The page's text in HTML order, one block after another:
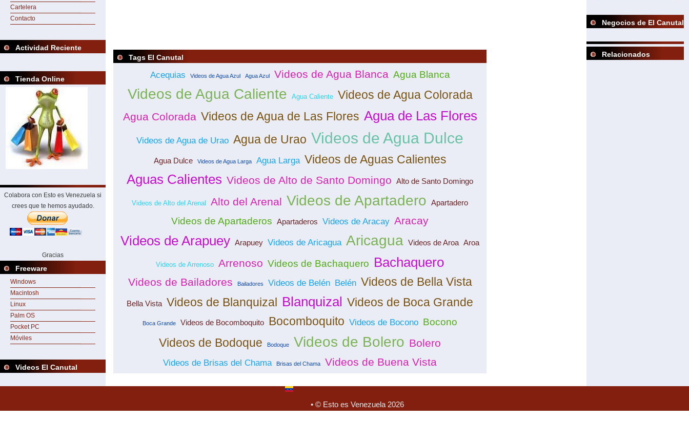
Cartelera
Contacto
Actividad Reciente
Tienda Online
Colabora con Esto es Venezuela si
crees que te hemos ayudado.
Gracias
Freeware
Windows
Macintosh
Linux
Palm OS
Pocket PC
Móviles
Videos El Canutal
Tags El Canutal
Acequias Videos de Agua Azul Agua Azul Videos de Agua Blanca Agua Blanca
Videos de Agua Caliente Agua Caliente Videos de Agua Colorada
Agua Colorada Videos de Agua de Las Flores Agua de Las Flores
Videos de Agua de Urao Agua de Urao Videos de Agua Dulce
Agua Dulce Videos de Agua Larga Agua Larga Videos de Aguas Calientes
Aguas Calientes Videos de Alto de Santo Domingo Alto de Santo Domingo
Videos de Alto del Arenal Alto del Arenal Videos de Apartadero Apartadero
Videos de Apartaderos Apartaderos Videos de Aracay Aracay
Videos de Arapuey Arapuey Videos de Aricagua Aricagua Videos de Aroa Aroa
Videos de Arrenoso Arrenoso Videos de Bachaquero Bachaquero
Videos de Bailadores Bailadores Videos de Belén Belén Videos de Bella Vista
Bella Vista Videos de Blanquizal Blanquizal Videos de Boca Grande
Boca Grande Videos de Bocomboquito Bocomboquito Videos de Bocono Bocono
Videos de Bodoque Bodoque Videos de Bolero Bolero
Videos de Brisas del Chama Brisas del Chama Videos de Buena Vista
Negocios de El Canutal
Relacionados
• © Esto es Venezuela 2026